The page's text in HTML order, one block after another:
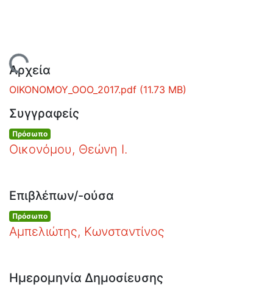
Οδηγίες
Χρήσης
Εστίας
Φόρτωση...
Αρχεία
ΟΙΚΟΝΟΜΟΥ_ΟΟΟ_2017.pdf (11.73 MB)
Συγγραφείς
Πρόσωπο
Οικονόμου, Θεώνη Ι.
Επιβλέπων/-ούσα
Πρόσωπο
Αμπελιώτης, Κωνσταντίνος
Ημερομηνία Δημοσίευσης